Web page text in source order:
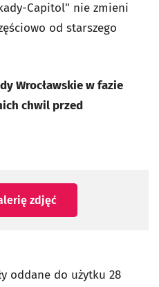
Capitol" nie zmieni
od starszego
Wrocławskie w fazie
chwil przed
zdjęć
oddane do użytku 28